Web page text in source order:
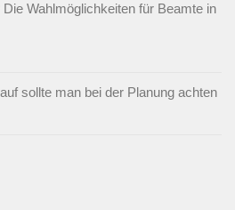
Wahlmöglichkeiten für Beamte in
sollte man bei der Planung achten